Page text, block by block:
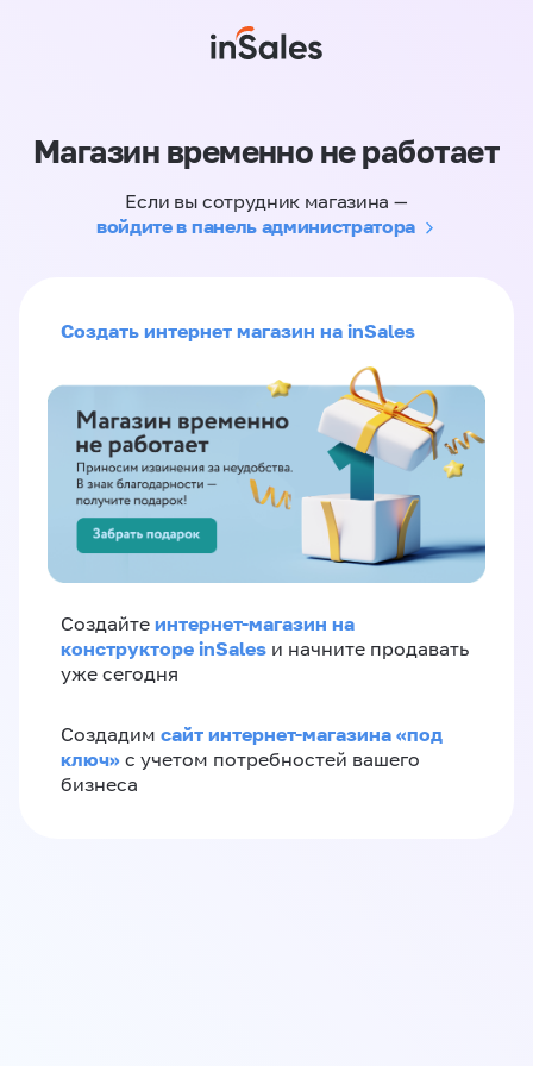
Магазин временно не работает
Если вы сотрудник магазина —
войдите в панель администратора
Создать интернет магазин на inSales
Создайте интернет-магазин на
конструкторе inSales и начните продавать
уже сегодня
Создадим сайт интернет-магазина «под
ключ» с учетом потребностей вашего
бизнеса